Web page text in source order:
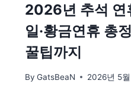
2026년 추석 연
일·황금연휴 총
꿀팁까지
By GatsBeaN 2026년 5월